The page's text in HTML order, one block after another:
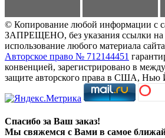
© Копирование любой информации с
ЗАПРЕЩЕНО, без указания ссылки на
использование любого материала
Авторское право № 712144451
конвенцией, зарегистрировано в
защите авторского права в США, Нью
Спасибо за Ваш заказ!
Мы свяжемся с Вами в самое